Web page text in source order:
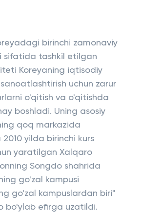
birinchi zamonaviy
sifatida tashkil etilgan
Koreyaning iqtisodiy
uchun zarur
o'qitish va o'qitishda
boshladi. Uning asosiy
qoq markazida
yilda birinchi kurs
yaratilgan Xalqaro
Songdo shahrida
go'zal kampusi
go'zal kampuslardan biri"
bo'ylab efirga uzatildi.